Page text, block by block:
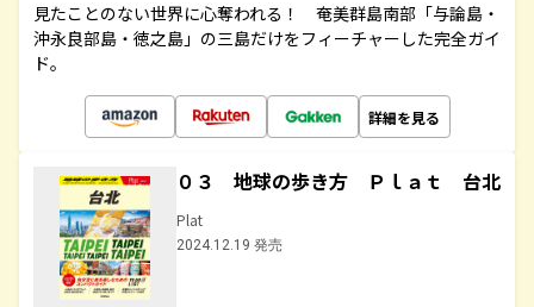
見たことのない世界に心奪われる！ 奄美群島南部「与論島・
沖永良部島・徳之島」の三島だけをフィーチャーした完全ガイ
ド。
詳細を見る
０３ 地球の歩き方 Ｐｌａｔ 台北
Plat
2024.12.19 発売